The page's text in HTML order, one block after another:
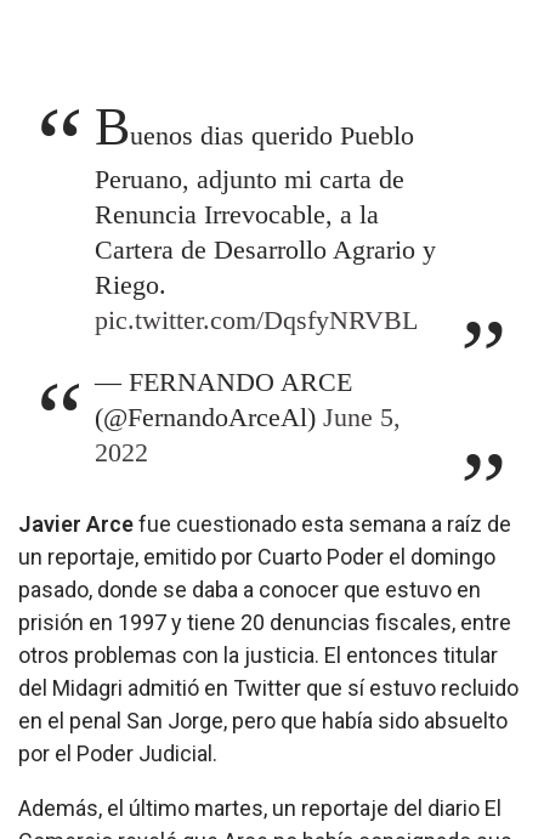
Buenos dias querido Pueblo
Peruano, adjunto mi carta de
Renuncia Irrevocable, a la
Cartera de Desarrollo Agrario y
Riego.
pic.twitter.com/DqsfyNRVBL
— FERNANDO ARCE
(@FernandoArceAl) June 5,
2022
Javier Arcefue cuestionado esta semana a raíz de
un reportaje, emitido por Cuarto Poder el domingo
pasado, donde se daba a conocer que estuvo en
prisión en 1997 y tiene 20 denuncias fiscales, entre
otros problemas con la justicia. El entonces titular
del Midagri admitió en Twitter que sí estuvo recluido
en el penal San Jorge, pero que había sido absuelto
por el Poder Judicial.
Además, el último martes, un reportaje del diario El